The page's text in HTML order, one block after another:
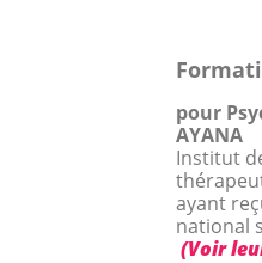
pour
AYANA
Institut
ayant
national
(Voir